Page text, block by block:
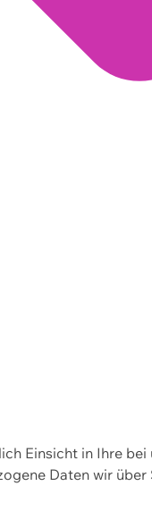
Einsicht in Ihre
Daten wir